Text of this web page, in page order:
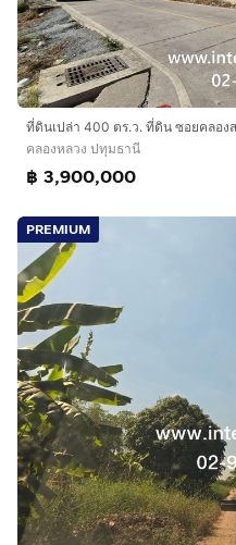
คลองหลวง ปทุมธานี
฿ 3,900,000
PREMIUM